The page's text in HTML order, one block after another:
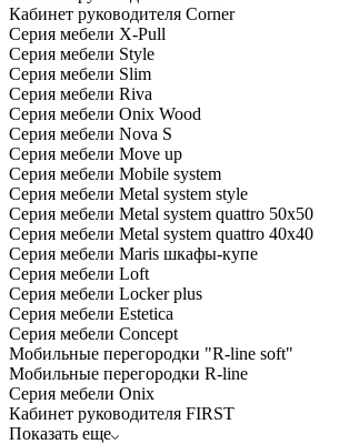
Кабинет руководителя Corner
Серия мебели X-Pull
Серия мебели Style
Серия мебели Slim
Серия мебели Riva
Серия мебели Onix Wood
Серия мебели Nova S
Серия мебели Move up
Серия мебели Mobile system
Серия мебели Metal system style
Серия мебели Metal system quattro 50x50
Серия мебели Metal system quattro 40x40
Серия мебели Maris шкафы-купе
Серия мебели Loft
Серия мебели Locker plus
Серия мебели Estetica
Серия мебели Concept
Мобильные перегородки "R-line soft"
Мобильные перегородки R-line
Серия мебели Onix
Кабинет руководителя FIRST
Показать еще